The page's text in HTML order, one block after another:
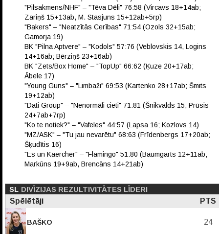
"Pilsakmens/NHF" – "Tēva Dēli" 76:58 (Vircavs 18+14ab;
Zariņš 15+13ab, M. Stasjuns 15+12ab+5rp)
"Bakers" – "Neatzītās Cerības" 71:54 (Ozols 32+15ab;
Gamorja 19)
BK "Pilna Aptvere" – "Kodols" 57:76 (Veblovskis 14, Logins
14+16ab; Bērziņš 23+16ab)
BK "Zets/Box Home" – "TopUp" 66:62 (Ķuze 20+17ab;
Ābele 17)
"Young Guns" – "Limbaži" 69:53 (Kartenko 28+17ab; Šmits
19+12ab)
"Dati Group" – "Nenormāli cieti" 71:81 (Šnikvalds 15; Prūsis
24+7ab+7rp)
"Ko te notiek?" – "Vafeles" 44:57 (Lapsa 16; Kozlovs 14)
"MZ/ASK" – "Tu jau nevarētu" 68:63 (Frīdenbergs 17+20ab;
Šķudītis 16)
"Es un Kaercher" – "Flamingo" 51:80 (Baumgarts 12+11ab;
Markūns 19+9ab, Brencāns 14+21ab)
SL DIVĪZIJAS REZULTIVITĀTES LĪDERI
Spēlētāji
PTS
BAŠKO 24